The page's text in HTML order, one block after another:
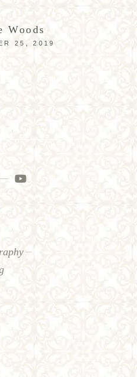
Woods
25, 2019